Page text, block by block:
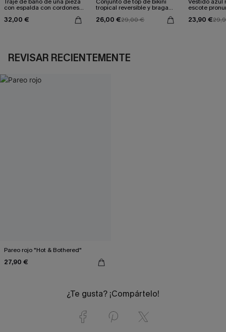
con espalda con cordones y
32,00 €
tropical reversible y braga
26,00 €29,00 €
escote
23,90 €
REVISAR RECIENTEMENTE
Pareo rojo "Hot & Bothered"
27,90 €
¿Te gusta? ¡Compártelo!